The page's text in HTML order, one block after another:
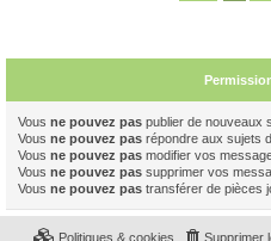
Vous ne pouvez pas publier de nouveaux
Vous ne pouvez pas répondre aux sujets
Vous ne pouvez pas modifier vos
Vous ne pouvez pas supprimer vos
Vous ne pouvez pas transférer de pièces
Supprimer
Politiques & cookies